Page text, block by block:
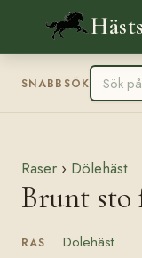
SNABBSÖK
Raser › Dölehäst
Brunt sto
RAS Dölehäst